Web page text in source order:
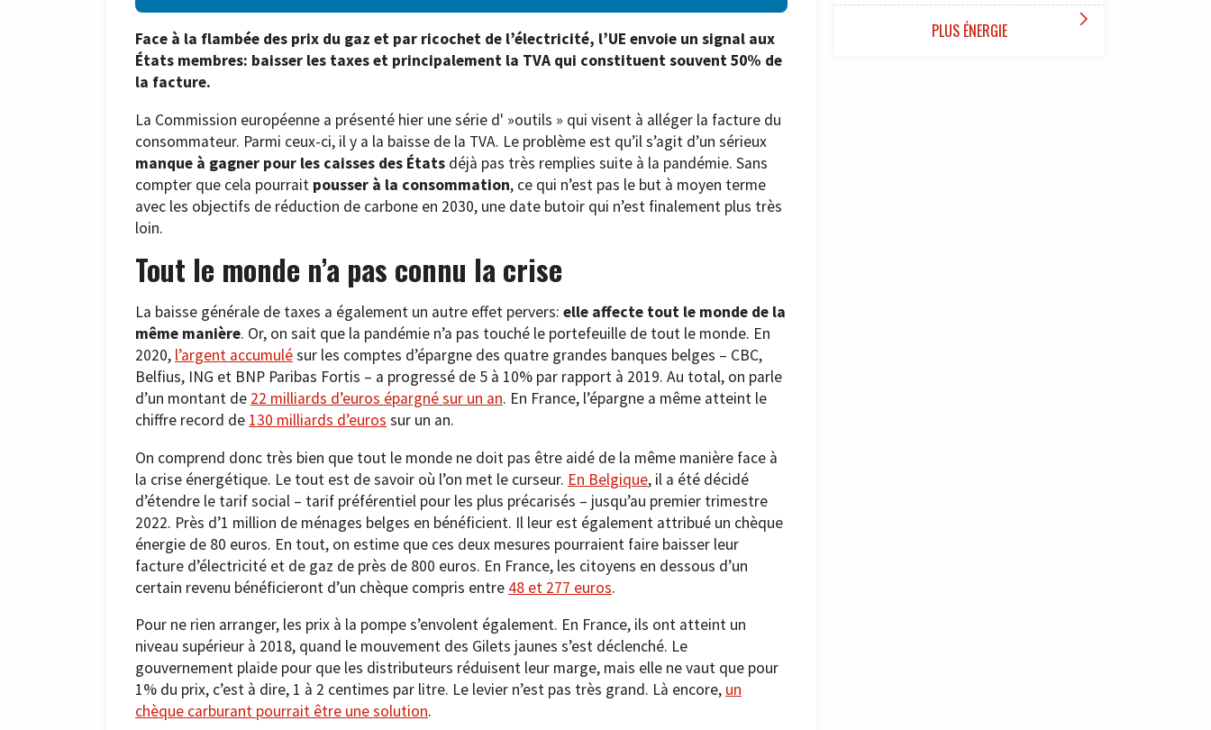
Face à la flambée des prix du gaz et par ricochet de l’électricité, l’UE envoie un signal aux
États membres: baisser les taxes et principalement la TVA qui constituent souvent 50% de
la facture.
La Commission européenne a présenté hier une série d' »outils » qui visent à alléger la facture du
consommateur. Parmi ceux-ci, il y a la baisse de la TVA. Le problème est qu’il s’agit d’un sérieux
manque à gagner pour les caisses des États déjà pas très remplies suite à la pandémie. Sans
compter que cela pourrait pousser à la consommation, ce qui n’est pas le but à moyen terme
avec les objectifs de réduction de carbone en 2030, une date butoir qui n’est finalement plus très
loin.
Tout le monde n’a pas connu la crise
La baisse générale de taxes a également un autre effet pervers: elle affecte tout le monde de la
même manière. Or, on sait que la pandémie n’a pas touché le portefeuille de tout le monde. En
2020, l’argent accumulésur les comptes d’épargne des quatre grandes banques belges – CBC,
Belfius, ING et BNP Paribas Fortis – a progressé de 5 à 10% par rapport à 2019. Au total, on parle
d’un montant de 22 milliards d’euros épargné sur un an. En France, l’épargne a même atteint le
chiffre record de 130 milliards d’euros sur un an.
On comprend donc très bien que tout le monde ne doit pas être aidé de la même manière face à
la crise énergétique. Le tout est de savoir où l’on met le curseur. En Belgique, il a été décidé
d’étendre le tarif social – tarif préférentiel pour les plus précarisés – jusqu’au premier trimestre
2022. Près d’1 million de ménages belges en bénéficient. Il leur est également attribué un chèque
énergie de 80 euros. En tout, on estime que ces deux mesures pourraient faire baisser leur
facture d’électricité et de gaz de près de 800 euros. En France, les citoyens en dessous d’un
certain revenu bénéficieront d’un chèque compris entre 48 et 277 euros.
Pour ne rien arranger, les prix à la pompe s’envolent également. En France, ils ont atteint un
niveau supérieur à 2018, quand le mouvement des Gilets jaunes s’est déclenché. Le
gouvernement plaide pour que les distributeurs réduisent leur marge, mais elle ne vaut que pour
1% du prix, c’est à dire, 1 à 2 centimes par litre. Le levier n’est pas très grand. Là encore, un
chèque carburant pourrait être une solution.
PLUS ÉNERGIE 